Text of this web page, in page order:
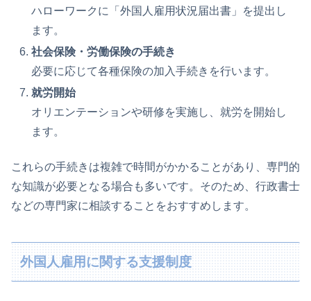
ハローワークに「外国人雇用状況届出書」を提出し
ます。
社会保険・労働保険の手続き
必要に応じて各種保険の加入手続きを行います。
就労開始
オリエンテーションや研修を実施し、就労を開始し
ます。
これらの手続きは複雑で時間がかかることがあり、専門的
な知識が必要となる場合も多いです。そのため、行政書士
などの専門家に相談することをおすすめします。
外国人雇用に関する支援制度